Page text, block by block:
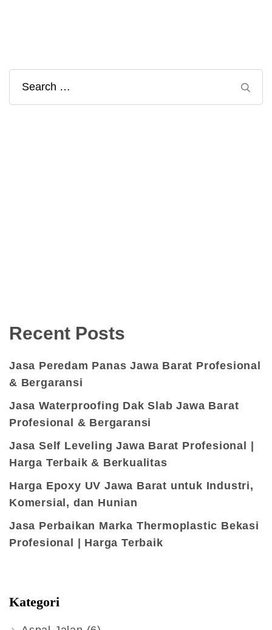
Search
for:
Recent Posts
Jasa Peredam Panas Jawa Barat Profesional
& Bergaransi
Jasa Waterproofing Dak Slab Jawa Barat
Profesional & Bergaransi
Jasa Self Leveling Jawa Barat Profesional |
Harga Terbaik & Berkualitas
Harga Epoxy UV Jawa Barat untuk Industri,
Komersial, dan Hunian
Jasa Perbaikan Marka Thermoplastic Bekasi
Profesional | Harga Terbaik
Kategori